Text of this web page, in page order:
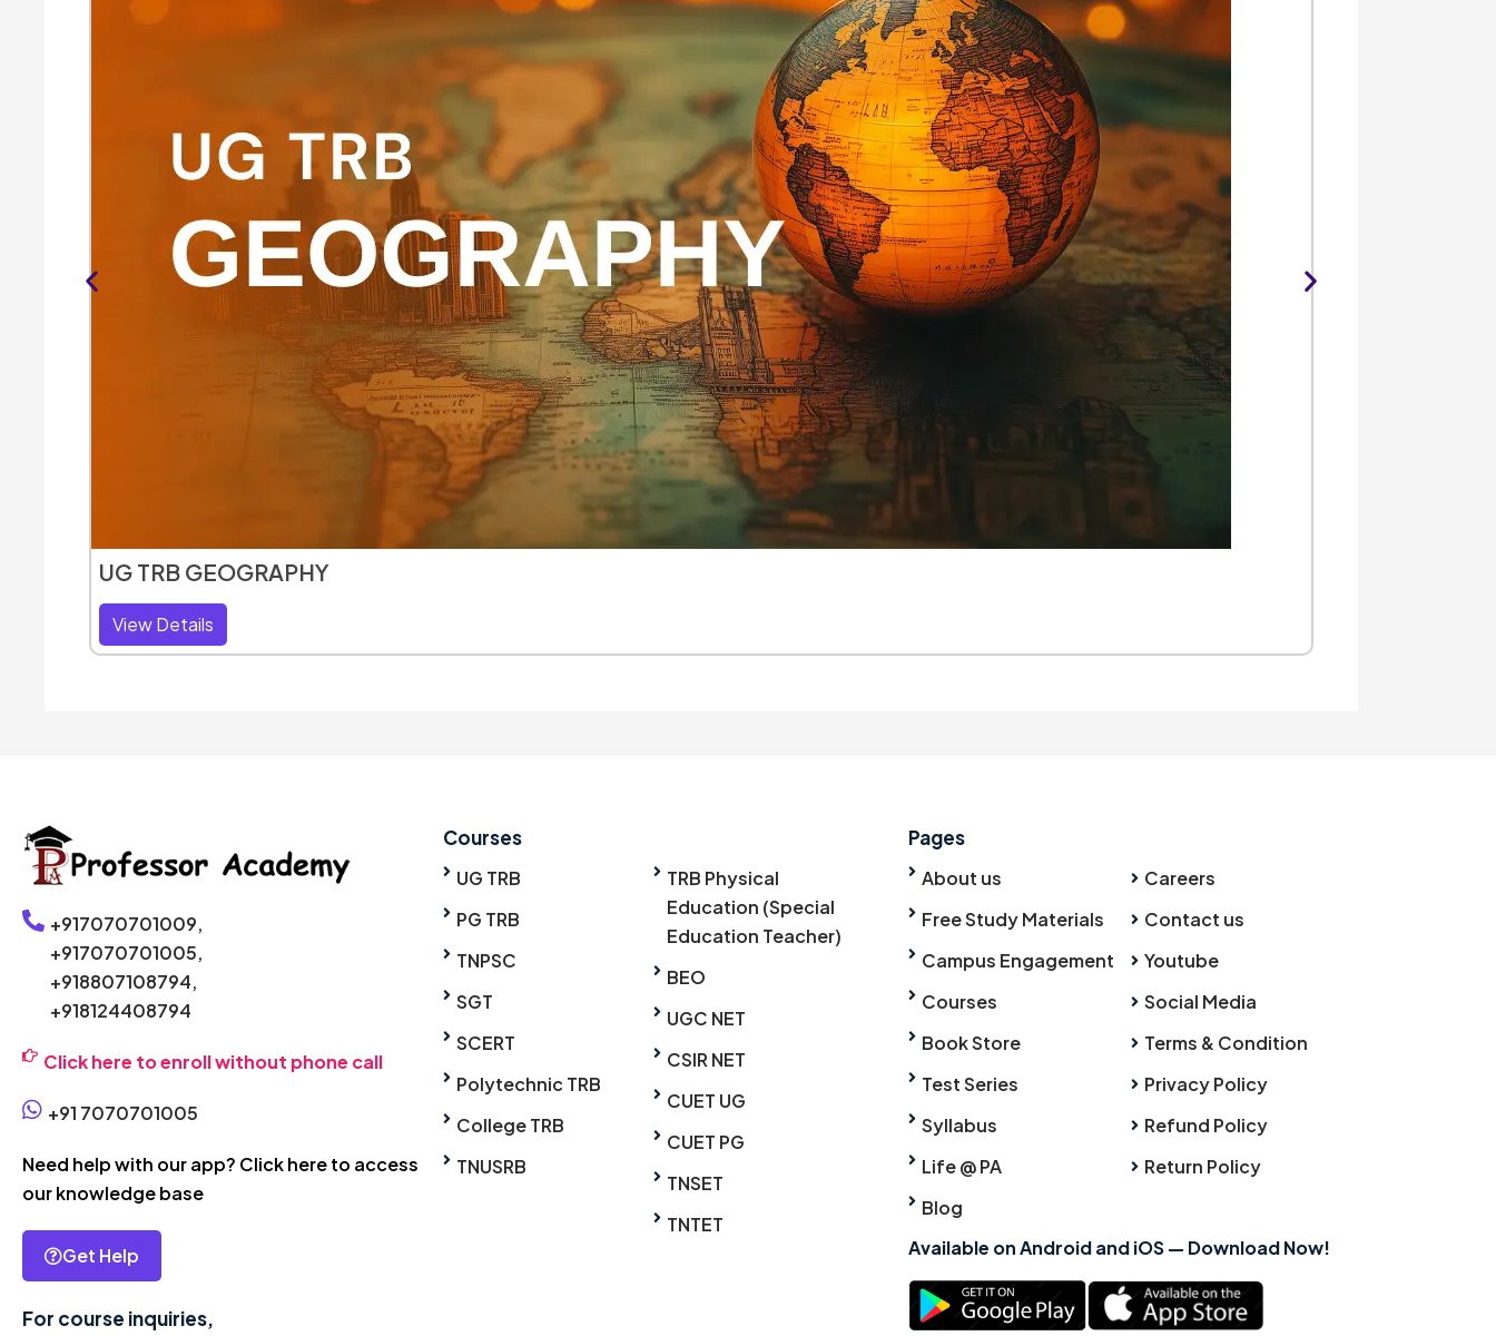
UG TRB GEOGRAPHY
View Details
+917070701009,
+917070701005,
+918807108794,
+918124408794
Click here to enroll without phone call
+91 7070701005
Need help with our app? Click here to access
our knowledge base
Get Help
For course inquiries,
Courses
UG TRB
PG TRB
TNPSC
SGT
SCERT
Polytechnic TRB
College TRB
TNUSRB
TRB Physical
Education (Special
Education Teacher)
BEO
UGC NET
CSIR NET
CUET UG
CUET PG
TNSET
TNTET
Pages
About us
Free Study Materials
Campus Engagement
Courses
Book Store
Test Series
Syllabus
Life @ PA
Blog
Careers
Contact us
Youtube
Social Media
Terms & Condition
Privacy Policy
Refund Policy
Return Policy
Available on Android and iOS — Download Now!